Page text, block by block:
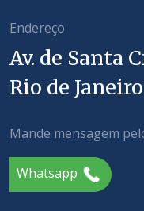
Endereço
Av. de Santa
Rio de
Mande mensagem
Whatsapp